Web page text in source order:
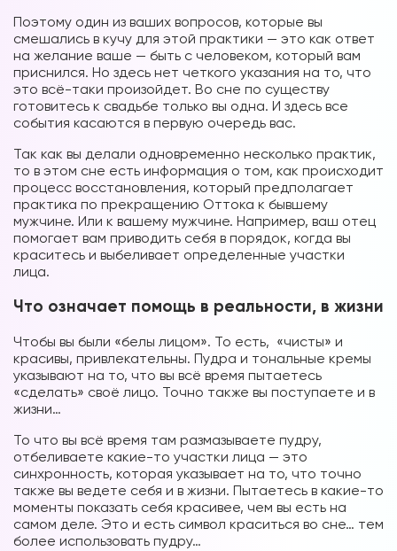
Поэтому один из ваших вопросов, которые вы
смешались в кучу для этой практики — это как ответ
на желание ваше — быть с человеком, который вам
приснился. Но здесь нет четкого указания на то, что
это всё-таки произойдет. Во сне по существу
готовитесь к свадьбе только вы одна. И здесь все
события касаются в первую очередь вас.
Так как вы делали одновременно несколько практик,
то в этом сне есть информация о том, как происходит
процесс восстановления, который предполагает
практика по прекращению Оттока к бывшему
мужчине. Или к вашему мужчине. Например, ваш отец
помогает вам приводить себя в порядок, когда вы
краситесь и выбеливает определенные участки
лица.
Что означает помощь в реальности, в жизни
Чтобы вы были «белы лицом». То есть, «чисты» и
красивы, привлекательны. Пудра и тональные кремы
указывают на то, что вы всё время пытаетесь
«сделать» своё лицо. Точно также вы поступаете и в
жизни…
То что вы всё время там размазываете пудру,
отбеливаете какие-то участки лица — это
синхронность, которая указывает на то, что точно
также вы ведете себя и в жизни. Пытаетесь в какие-то
моменты показать себя красивее, чем вы есть на
самом деле. Это и есть символ краситься во сне… тем
более использовать пудру…